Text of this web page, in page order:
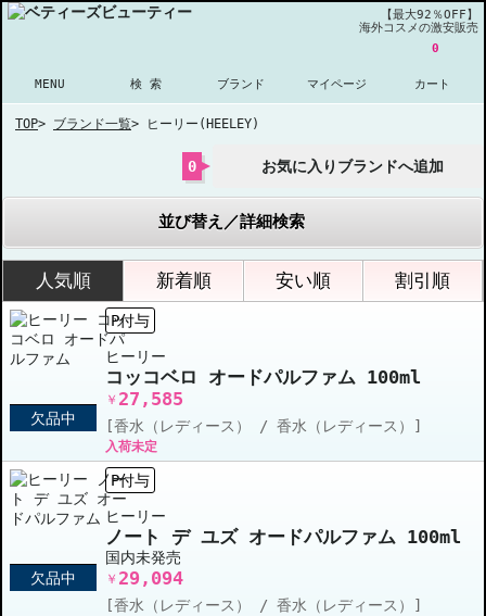
【最大92％OFF】
海外コスメの激安販売
MENU 検 索 ブランド マイページ
0
カート
TOP> ブランド一覧> ヒーリー(HEELEY)
0 お気に入りブランドへ追加
並び替え／詳細検索
人気順 新着順 安い順 割引順
欠品中
P付与
ヒーリー
コッコベロ オードパルファム 100ml
￥ 27,585
[香水（レディース） / 香水（レディース）]
入荷未定
欠品中
P付与
ヒーリー
ノート デ ユズ オードパルファム 100ml
国内未発売
￥ 29,094
[香水（レディース） / 香水（レディース）]